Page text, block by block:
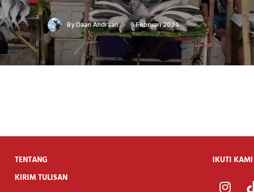
ByDaan Andraan 9 Februari 2024
TENTANG
KIRIM TULISAN
IKUTI KAMI